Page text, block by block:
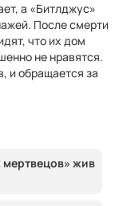
а «Битлджус»
После смерти
что их дом
не нравятся.
и обращается за
мертвецов» жив